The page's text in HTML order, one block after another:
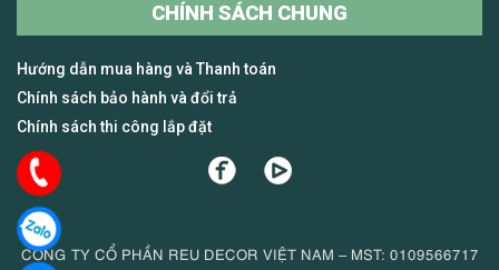
CHÍNH SÁCH CHUNG
Hướng dẫn mua hàng và Thanh toán
Chính sách bảo hành và đổi trả
Chính sách thi công lắp đặt
CÔNG TY CỔ PHẦN REU DECOR VIỆT NAM – MST: 0109566717